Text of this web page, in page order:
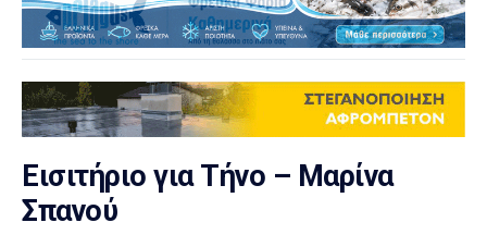
Εισιτήριο για Τήνο – Μαρίνα
Σπανού